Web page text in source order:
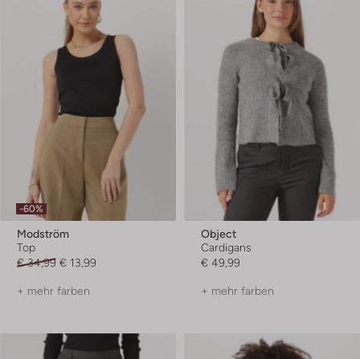
-60%
Modström
Top
€ 34,99 € 13,99
+ mehr farben
Object
Cardigans
€ 49,99
+ mehr farben